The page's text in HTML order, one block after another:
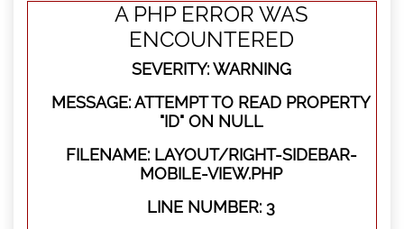
A PHP ERROR WAS
ENCOUNTERED
SEVERITY: WARNING
MESSAGE: ATTEMPT TO READ PROPERTY
"ID" ON NULL
FILENAME: LAYOUT/RIGHT-SIDEBAR-
MOBILE-VIEW.PHP
LINE NUMBER: 3